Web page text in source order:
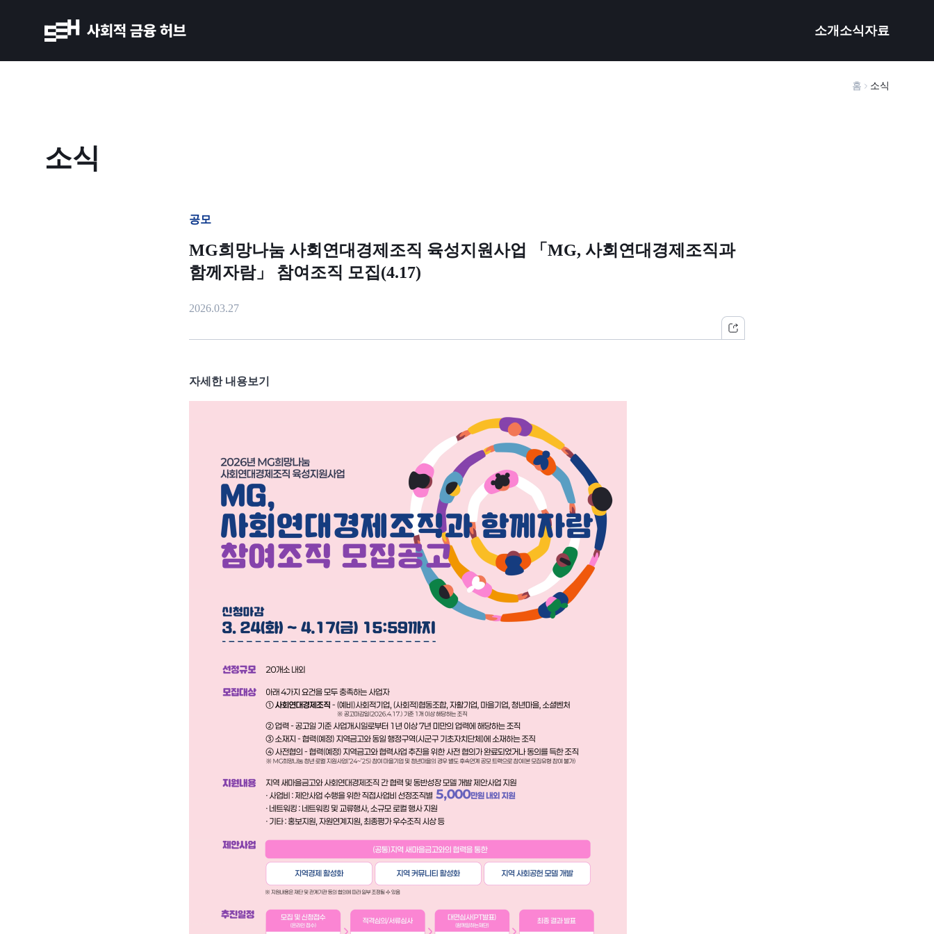
소개 소식자료
홈 소식
소식
공모
MG희망나눔 사회연대경제조직 육성지원사업 「MG, 사회연대경제조직과
함께자람」 참여조직 모집(4.17)
2026.03.27
자세한 내용보기